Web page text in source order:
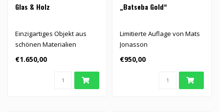
Glas & Holz
Einzigartiges Objekt aus
schönen Materialien
€1.650,00
„Batseba Gold“
Limitierte Auflage von Mats
Jonasson
€950,00